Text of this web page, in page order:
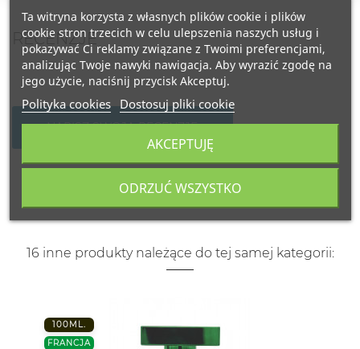
RECENZJE
NAPISZ SWOJĄ RECENZJĘ
16 inne produkty należące do tej samej kategorii:
100ML.
FRANCJA
Ta witryna korzysta z własnych plików cookie i plików
cookie stron trzecich w celu ulepszenia naszych usług i
pokazywać Ci reklamy związane z Twoimi preferencjami,
analizując Twoje nawyki nawigacja. Aby wyrazić zgodę na
jego użycie, naciśnij przycisk Akceptuj.
Polityka cookies Dostosuj pliki cookie
ODRZUĆ WSZYSTKO
AKCEPTUJĘ